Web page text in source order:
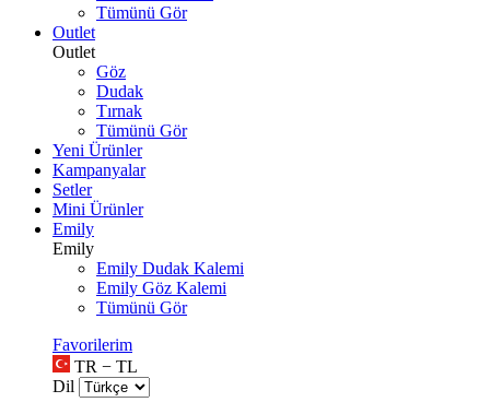
Tümünü Gör
Outlet
Outlet
Göz
Dudak
Tırnak
Tümünü Gör
Yeni Ürünler
Kampanyalar
Setler
Mini Ürünler
Emily
Emily
Emily Dudak Kalemi
Emily Göz Kalemi
Tümünü Gör
Favorilerim
TR − TL
Dil